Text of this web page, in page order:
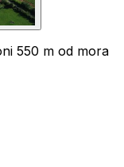
550 m od mora